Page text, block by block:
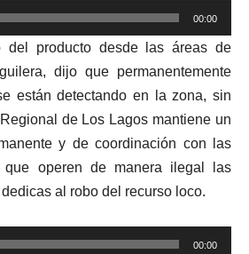
00:00
del producto desde las áreas de
dijo que permanentemente
están detectando en la zona, sin
de Los Lagos mantiene un
y de coordinación con las
que operen de manera ilegal las
al robo del recurso loco.
00:00